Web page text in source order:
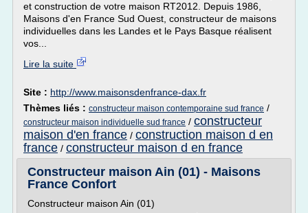
et construction de votre maison RT2012. Depuis 1986,
Maisons d'en France Sud Ouest, constructeur de maisons
individuelles dans les Landes et le Pays Basque réalisent
vos...
Lire la suite
Site : http://www.maisonsdenfrance-dax.fr
Thèmes liés : constructeur maison contemporaine sud france /
constructeur maison individuelle sud france / constructeur
maison d'en france / construction maison d en
france / constructeur maison d en france
Constructeur maison Ain (01) - Maisons
France Confort
Constructeur maison Ain (01)